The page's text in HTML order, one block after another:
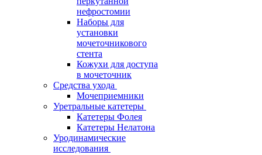
нефростомии
Наборы для
установки
мочеточникового
стента
Кожухи для доступа
в мочеточник
Средства ухода
Мочеприемники
Уретральные катетеры
Катетеры Фолея
Катетеры Нелатона
Уродинамические
исследования